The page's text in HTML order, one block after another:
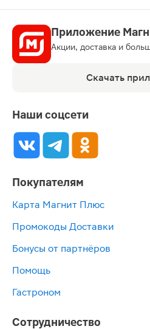
Приложение
Акции, доставка и
Скачать
Наши соцсети
Покупателям
Карта Магнит Плюс
Промокоды Доставки
Бонусы от партнёров
Помощь
Гастроном
Сотрудничество